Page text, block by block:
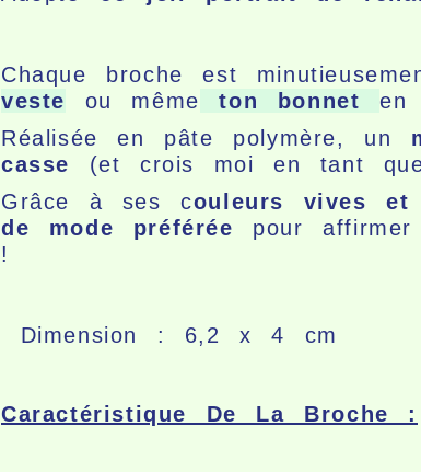
Chaque broche est
veste ou même ton bonneten
Réalisée en pâte polymère, un
casse (et crois moi en tant
Grâce à ses couleurs vives et
de mode préférée pour affirmer
!
Dimension : 6,2 x 4 cm
Caractéristique De La Broche :